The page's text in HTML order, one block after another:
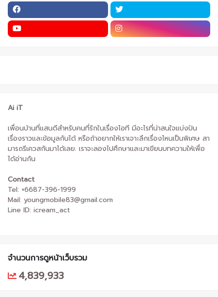
Ai iT
เพื่อนบ้านที่แสนดีสำหรับคนที่รักในเรื่องไอที มีอะไรที่น่าสนใจแบ่งปัน
เรื่องราวและข้อมูลกันได้ หรือถ้าอยากให้เราเจาะลึกเรื่องไหนเป็นพิเศษ สา
มารถรีเควสกันมาได้เลย. เราจะลองไปศึกษาและมาเขียนบทความให้เพื่อ
ได้อ่านกัน
Contact
Tel: +6687-396-1999
Mail: youngmobile83@gmail.com
Line ID: icream_act
จำนวนการดูหน้าเว็บรวม
4,839,933